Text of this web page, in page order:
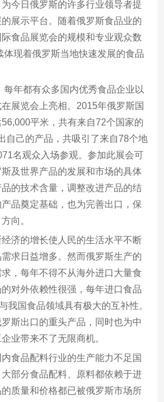
今日俄罗斯的许多行业领导者提
展示平台。随着俄罗斯食品业的
食品展览会的规模和专业观众数
体现着俄罗斯当地快速发展的食品
每年都有众多国内优秀食品企业以
展览会上亮相。2015年俄罗斯国
平米，共有来自72个国家的
自己的产品，共吸引了来自78个地
名观众入场参观。参加此展会可
及世界产品的发展和市场的具体
的技术含量，调整改进产品的结
品奠定基础，也为完善出口，保
向。
济的增长使人民的生活水平不断
求日益增多。然而俄罗斯生产的
，每年不得不从海外进口大量食
对外依赖性很强，每年进口食品
我国食品领域具有极大的互补性。
斯出口的重头产品，同时也为中
业带来不了无限商机。
食品配料行业的生产能力不足国
部分食品配料、原料都依赖于进
质量和价格都已被俄罗斯市场所